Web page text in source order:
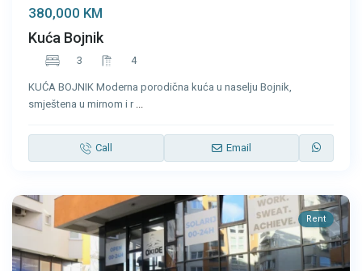
380,000 KM
Kuća Bojnik
3 4
KUĆA BOJNIK Moderna porodična kuća u naselju Bojnik,
smještena u mirnom i r ...
Call Email
Rent